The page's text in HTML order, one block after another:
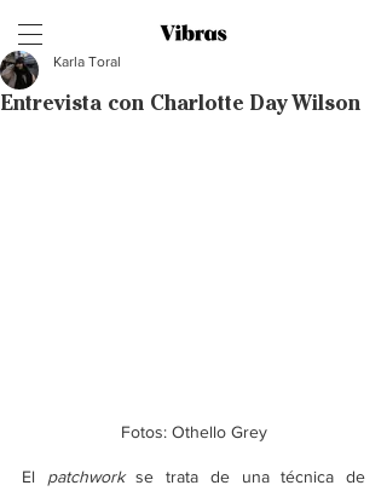
Entrevista con Charlotte Day Wilson
Karla Toral
Fotos: Othello Grey
El patchwork se trata de una técnica de